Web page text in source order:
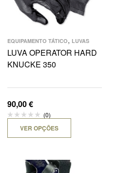
EQUIPAMENTO TÁTICO, LUVAS
LUVA OPERATOR HARD
KNUCKE 350
90,00€
(0)
VER OPÇÕES